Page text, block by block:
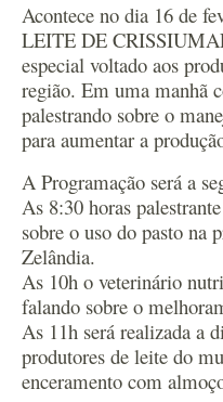
Acontece no dia 16 de
LEITE DE
especial voltado aos
região. Em uma manhã
palestrando sobre o
para aumentar a
A Programação será a
As 8:30 horas
sobre o uso do pasto na
Zelândia.
As 10h o veterinário
falando sobre o
As 11h será realizada a
produtores de leite do
enceramento com